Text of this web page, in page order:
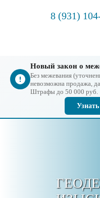
8 (931)
Новый закон о
Без межевания
невозможна продажа,
Штрафы до 50 000 руб.